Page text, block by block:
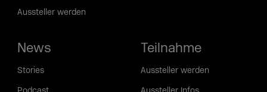
Aussteller werden
News
Stories
Teilnahme
Aussteller werden